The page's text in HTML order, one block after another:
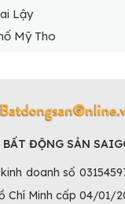
Lậy
Mỹ Tho
BẤT ĐỘNG SẢN
doanh số
Chí Minh cấp 04/01/